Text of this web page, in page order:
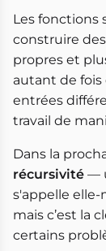
Les fonctions
construire
propres et
autant de fois
entrées
travail de
Dans la
récursivité —
s'appelle elle-
mais c’est la
certains